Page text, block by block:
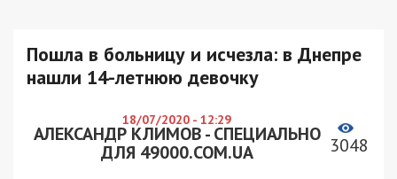
Пошла в больницу и исчезла: в Днепре
нашли 14-летнюю девочку
18/07/2020 - 12:29
АЛЕКСАНДР КЛИМОВ - СПЕЦИАЛЬНО
ДЛЯ 49000.COM.UA
3048